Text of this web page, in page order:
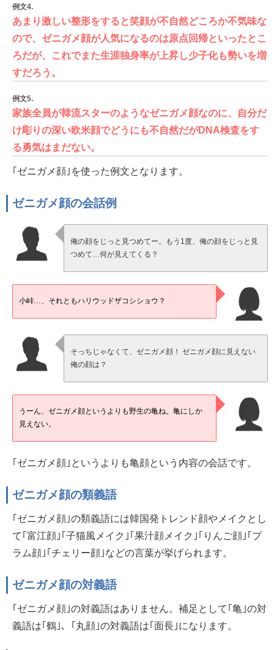
例文4.
あまり激しい整形をすると笑顔が不自然どころか不気味な
ので、ゼニガメ顔が人気になるのは原点回帰といったとこ
ろだが、これでまた生涯独身率が上昇し少子化も勢いを増
すだろう。
例文5.
家族全員が韓流スターのようなゼニガメ顔なのに、自分だ
け彫りの深い欧米顔でどうにも不自然だがDNA検査をす
る勇気はまだない。
｢ゼニガメ顔｣を使った例文となります。
ゼニガメ顔の会話例
俺の顔をじっと見つめてー。もう1度、俺の顔をじっと見
つめて…何が見えてくる？
小峠…、それともハリウッドザコシショウ？
そっちじゃなくて、ゼニガメ顔！ ゼニガメ顔に見えない
俺の顔は？
うーん、ゼニガメ顔というよりも野生の亀ね。亀にしか
見えない。
｢ゼニガメ顔｣というよりも亀顔という内容の会話です。
ゼニガメ顔の類義語
｢ゼニガメ顔｣の類義語には韓国発トレンド顔やメイクとし
て｢富江顔｣｢子猫風メイク｣｢果汁顔メイク｣｢りんご顔｣｢プ
ラム顔｣｢チェリー顔｣などの言葉が挙げられます。
ゼニガメ顔の対義語
｢ゼニガメ顔｣の対義語はありません。補足として｢亀｣の対
義語は｢鶴｣、｢丸顔｣の対義語は｢面長｣になります。